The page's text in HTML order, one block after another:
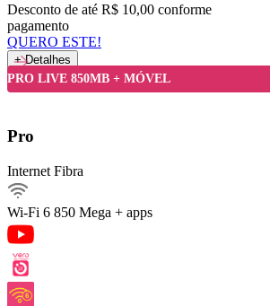
Desconto de até R$ 10,00 conforme
pagamento
QUERO ESTE!
+ Detalhes
PRO LIVE 850MB + MÓVEL
Pro
Internet Fibra
Wi-Fi 6 850 Mega + apps
Detalhes do Plano